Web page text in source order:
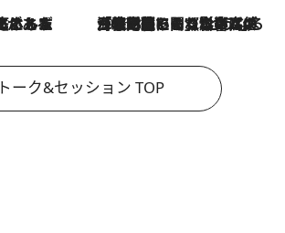
2026.8.3
「住宅建てられない…」「サーチャージ料の高値が続いている」ホルムズ海峡封鎖による影響はいつまで続く？《エネルギー専門家に聞く“どうなる日本の暮らし”》
トーク&セッション TOP